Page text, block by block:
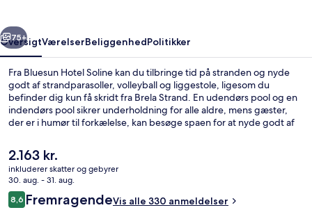
Næste
75+
OversigtVærelserBeliggenhedPolitikker
Fra Bluesun Hotel Soline kan du tilbringe tid på stranden og nyde
godt af strandparasoller, volleyball og liggestole, ligesom du
befinder dig kun få skridt fra Brela Strand. En udendørs pool og en
indendørs pool sikrer underholdning for alle aldre, mens gæster,
der er i humør til forkælelse, kan besøge spaen for at nyde godt af
af 4 restauranter, ligger ved poolen og serverer morgenmad og
aftensmad. Andre højdepunkter på dette hotel i middelhavsstil
omfatter en marina, en gratis børneklub og en bar ved poolen.
Den
nuværende
pris
er
2.163 kr.
2.163 kr.
inkluderer skatter og gebyrer
30. aug. - 31. aug.
Anmeldelser
8,68,6 ud af 10.
FremragendeVis alle 330 anmeldelser